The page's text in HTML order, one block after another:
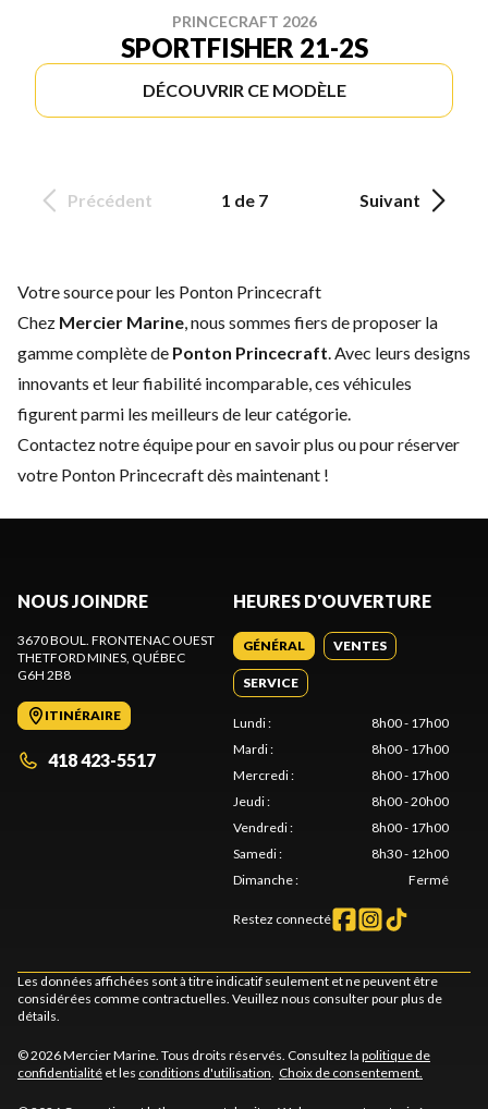
PRINCECRAFT 2026
SPORTFISHER 21-2S
DÉCOUVRIR CE MODÈLE
Précédent 1 de 7 Suivant
Votre source pour les Ponton Princecraft
Chez Mercier Marine, nous sommes fiers de proposer la
gamme complète de Ponton Princecraft. Avec leurs designs
innovants et leur fiabilité incomparable, ces véhicules
figurent parmi les meilleurs de leur catégorie.
Contactez notre équipepour en savoir plus ou pour réserver
votre Ponton Princecraft dès maintenant !
NOUS JOINDRE
3670 BOUL. FRONTENAC OUEST
THETFORD MINES, QUÉBEC
G6H 2B8
ITINÉRAIRE
418 423-5517
HEURES D'OUVERTURE
GÉNÉRAL VENTES
SERVICE
Lundi:
8h00 - 17h00
Mardi:
8h00 - 17h00
Mercredi:
8h00 - 17h00
Jeudi:
8h00 - 20h00
Vendredi:
8h00 - 17h00
Samedi:
8h30 - 12h00
Dimanche: Fermé
Restez connecté
Les données affichées sont à titre indicatif seulement et ne peuvent être
considérées comme contractuelles. Veuillez nous consulter pour plus de
détails.
© 2026 Mercier Marine. Tous droits réservés. Consultez la politique de
confidentialité et les conditions d'utilisation. Choix de consentement.